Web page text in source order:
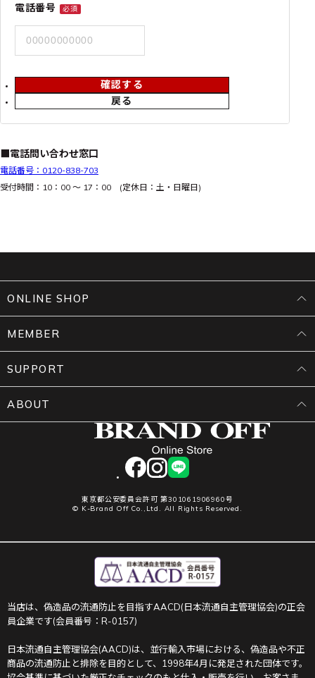
電話番号 必須
戻る
確認する
■電話問い合わせ窓口
電話番号：0120-838-703
受付時間：10：00 ～ 17：00 (定休日：土・日曜日)
facebookinstagram
LINE
東京都公安委員会許可 第301061906960号
© K-Brand Off Co.,Ltd. All Rights Reserved.
ONLINE SHOP
MEMBER
SUPPORT
ABOUT
当店は、偽造品の流通防止を目指すAACD(日本流通自主管理協会)の正会
員企業です(会員番号：R-0157)
日本流通自主管理協会(AACD)は、並行輸入市場における、偽造品や不正
商品の流通防止と排除を目的として、1998年4月に発足された団体です。